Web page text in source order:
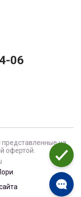
06
представленные на
офертой.